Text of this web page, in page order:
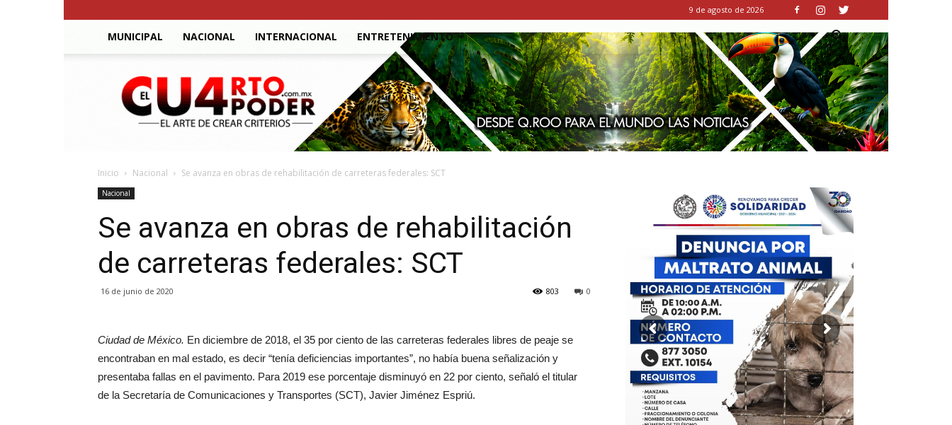
9 de agosto de 2026
MUNICIPAL NACIONAL INTERNACIONAL ENTRETENIMIENTO
El
Cuarto
Poder
Inicio Nacional Se avanza en obras de rehabilitación de carreteras federales: SCT
Nacional
Se avanza en obras de rehabilitación
de carreteras federales: SCT
16 de junio de 2020 0
803
Ciudad de México. En diciembre de 2018, el 35 por ciento de las carreteras federales libres de peaje se
encontraban en mal estado, es decir “tenía deficiencias importantes”, no había buena señalización y
presentaba fallas en el pavimento. Para 2019 ese porcentaje disminuyó en 22 por ciento, señaló el titular
de la Secretaría de Comunicaciones y Transportes (SCT), Javier Jiménez Espriú.